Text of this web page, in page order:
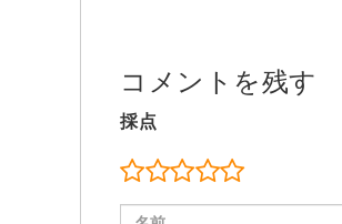
コメントを残す
採点